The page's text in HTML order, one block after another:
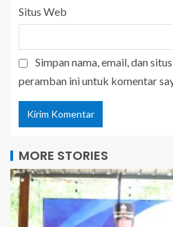
Situs Web
Simpan nama, email, dan
peramban ini untuk komentar
MORE STORIES